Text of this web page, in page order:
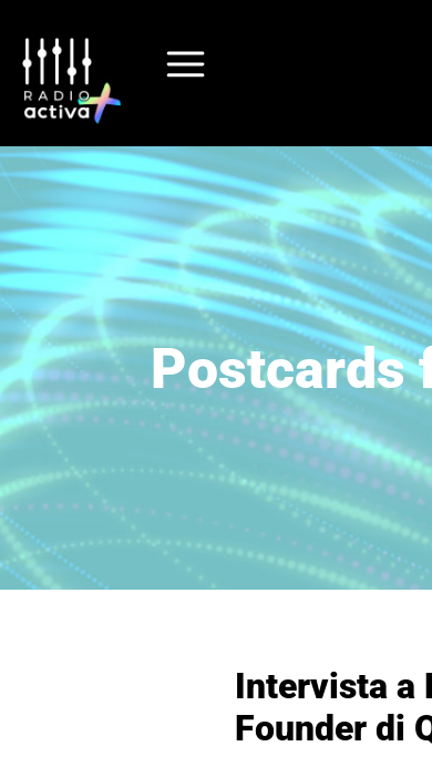
Postcards
Intervista a
Founder di